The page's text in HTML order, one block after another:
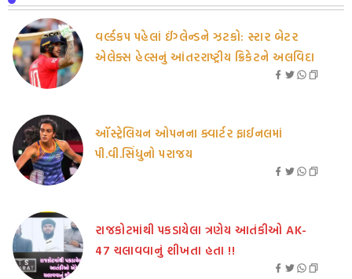
વર્લ્ડકપ પહેલાં ઈંગ્લેન્ડને ઝટકો: સ્ટાર બેટર
એલેક્સ હેલ્સનું આંતરરાષ્ટ્રીય ક્રિકેટને અલવિદા
ઑસ્ટ્રેલિયન ઓપનના ક્વાર્ટર ફાઈનલમાં
પી.વી.સિંધુનો પરાજય
રાજકોટમાંથી પકડાયેલા ત્રણેય આતંકીઓ AK-
47 ચલાવવાનું શીખતા હતા !!